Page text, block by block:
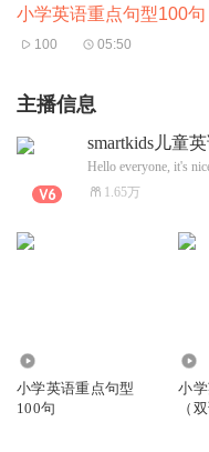
小学英语重点句型100句
100 05:50
主播信息
smartkids儿童
1.65万
小学英语重点句型
100句
小
（